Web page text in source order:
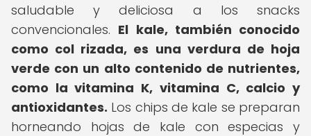
saludable y deliciosa a los snacks
convencionales. El kale, también conocido
como col rizada, es una verdura de hoja
verde con un alto contenido de nutrientes,
como la vitamina K, vitamina C, calcio y
antioxidantes. Los chips de kale se preparan
horneando hojas de kale con especias y